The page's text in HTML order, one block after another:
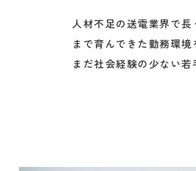
人材不足の送電業界で
まで育んできた勤務環
まだ社会経験の少ない若